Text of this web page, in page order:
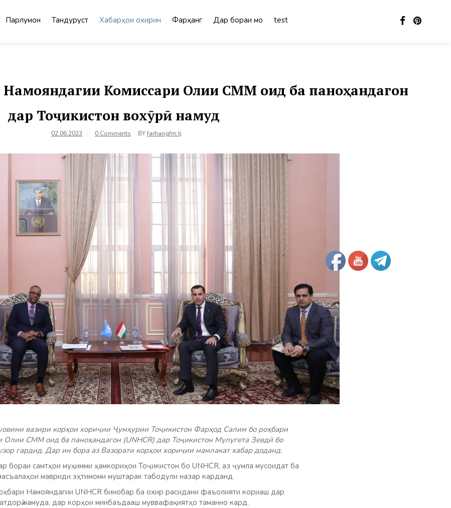
Парлумон Тандурустӣ Хабарҳои охирин Фарҳанг Дар бораи мо test
Комиссари Олии СММ оид ба паноҳандагон
дар Тоҷикистон вохӯрӣ намуд
02.06.2023 0 Comments BYfarhangfm.tj
вазири корҳои хориҷии Ҷумҳурии Тоҷикистон Фарҳод Салим бо роҳбари
Олии СММ оид ба паноҳандагон (UNHCR) дар Тоҷикистон Мулугета Зевдӣ бо
гардид. Дар ин бора аз Вазорати корҳои хориҷии мамлакат хабар доданд.
бораи самтҳои муҳимми ҳамкориҳои Тоҷикистон бо UNHCR, аз ҷумла мусоидат ба
мавриди эҳтимоми муштарак табодули назар карданд.
Намояндагии UNHCR бинобар ба охир расидани фаъолияти кориаш дар
намуда, дар корҳои минбаъдааш муввафақиятҳо таманно кард.